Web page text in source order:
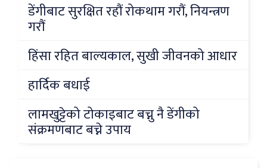
डेंगीबाट सुरक्षित रहौं रोकथाम गरौं, नियन्त्रण
गरौं
हिंसा रहित बाल्यकाल, सुखी जीवनको आधार
हार्दिक बधाई
लामखुट्टेको टोकाइबाट बच्नु नै डेंगीको
संक्रमणबाट बच्ने उपाय